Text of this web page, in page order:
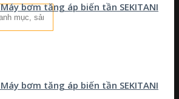
Máy bơm tăng áp biến tần SEKITANI
Máy bơm tăng áp biến tần SEKITANI